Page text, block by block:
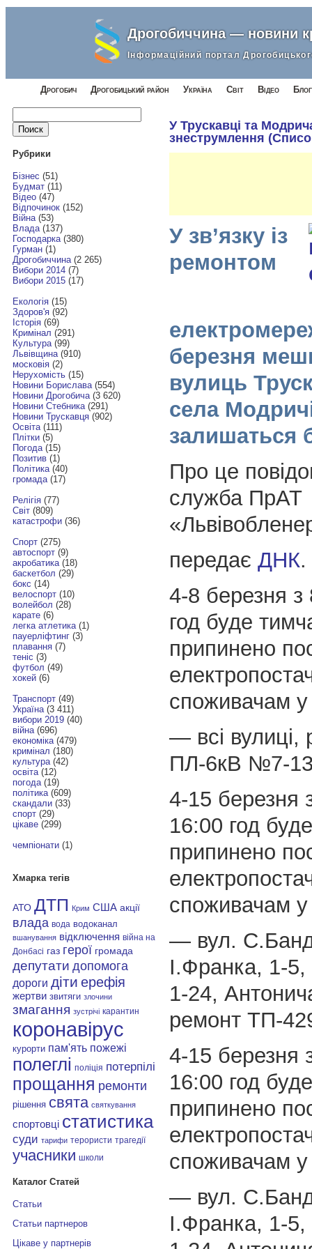
Дрогобиччина — новини
Інформаційний портал
Дрогобич Дрогобицький район Україна Світ Відео
Найти:
Рубрики
Бізнес (51)
Будмат(11)
Відео(47)
Відпочинок(152)
Війна(53)
Влада(137)
Господарка(380)
Гурман(1)
Дрогобиччина(2 265)
Вибори 2014(7)
Вибори 2015(17)
Екологія(15)
Здоров'я(92)
Історія(69)
Кримінал (291)
Культура(99)
Львівщина(910)
московія(2)
Нерухомість(15)
Новини Борислава(554)
Новини Дрогобича(3 620)
Новини Стебника(291)
Новини Трускавця(902)
Освіта(111)
Плітки(5)
Погода(15)
Позитив(1)
Політика(40)
громада(17)
Релігія(77)
Світ(809)
катастрофи(36)
Спорт(275)
автоспорт(9)
акробатика(18)
баскетбол (29)
бокс (14)
велоспорт(10)
волейбол (28)
карате(6)
легка атлетика(1)
пауерліфтинг(3)
плавання(7)
теніс (3)
футбол (49)
хокей(6)
Транспорт(49)
Україна(3 411)
вибори 2019(40)
війна(696)
економіка(479)
кримінал (180)
культура(42)
освіта(12)
погода(19)
політика(609)
скандали(33)
спорт(29)
цікаве(299)
чемпіонати(1)
Хмарка тегів
АТО ДТП Крим США акції
влада вода водоканал
вшанування відключення війна на
Донбасі газ герої громада
депутати допомога
дороги діти ерефія
жертви звитяги злочини
змагання зустрічі карантин
коронавірус
курорти пам'ять пожежі
полеглі поліція потерпілі
прощання ремонти
рішення свята святкування
спортовці статистика
суди тарифи терористи трагедії
учасники школи
Каталог Статей
Статьи
Статьи партнеров
Цікаве у партнерів
У Трускавці та
знеструмлення
У зв’язку із
ремонтом
березня
вулиць
села
залишаться
Про це
служба ПрАТ
передає ДНК.
4-8 березня
год буде
припинено
споживачам
— всі вулиці,
ПЛ-6кВ №7-
4-15 березня
16:00 год
припинено
споживачам у
— вул.
І.Франка, 1-
1-24,
ремонт ТП-
4-15 березня
16:00 год
припинено
споживачам у
— вул.
І.Франка, 1-